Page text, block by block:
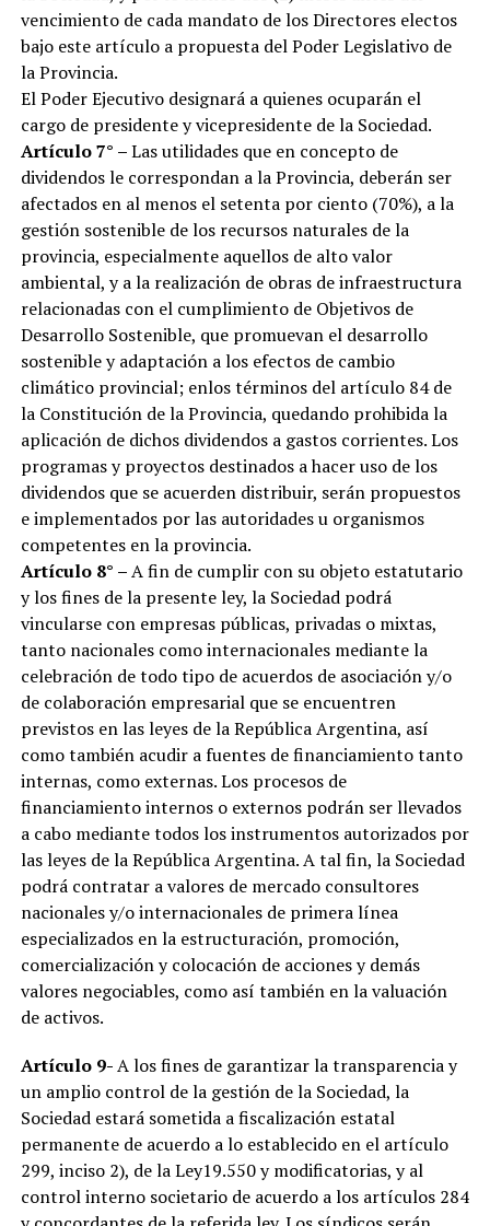
vencimiento de cada mandato de los Directores electos
bajo este artículo a propuesta del Poder Legislativo de
la Provincia.
El Poder Ejecutivo designará a quienes ocuparán el
cargo de presidente y vicepresidente de la Sociedad.
Artículo 7° –Las utilidades que en concepto de
dividendos le correspondan a la Provincia, deberán ser
afectados en al menos el setenta por ciento (70%), a la
gestión sostenible de los recursos naturales de la
provincia, especialmente aquellos de alto valor
ambiental, y a la realización de obras de infraestructura
relacionadas con el cumplimiento de Objetivos de
Desarrollo Sostenible, que promuevan el desarrollo
sostenible y adaptación a los efectos de cambio
climático provincial; enlos términos del artículo 84 de
la Constitución de la Provincia, quedando prohibida la
aplicación de dichos dividendos a gastos corrientes. Los
programas y proyectos destinados a hacer uso de los
dividendos que se acuerden distribuir, serán propuestos
e implementados por las autoridades u organismos
competentes en la provincia.
Artículo 8° –A fin de cumplir con su objeto estatutario
y los fines de la presente ley, la Sociedad podrá
vincularse con empresas públicas, privadas o mixtas,
tanto nacionales como internacionales mediante la
celebración de todo tipo de acuerdos de asociación y/o
de colaboración empresarial que se encuentren
previstos en las leyes de la República Argentina, así
como también acudir a fuentes de financiamiento tanto
internas, como externas. Los procesos de
financiamiento internos o externos podrán ser llevados
a cabo mediante todos los instrumentos autorizados por
las leyes de la República Argentina. A tal fin, la Sociedad
podrá contratar a valores de mercado consultores
nacionales y/o internacionales de primera línea
especializados en la estructuración, promoción,
comercialización y colocación de acciones y demás
valores negociables, como así también en la valuación
de activos.
Artículo 9-A los fines de garantizar la transparencia y
un amplio control de la gestión de la Sociedad, la
Sociedad estará sometida a fiscalización estatal
permanente de acuerdo a lo establecido en el artículo
299, inciso 2), de la Ley19.550 y modificatorias, y al
control interno societario de acuerdo a los artículos 284